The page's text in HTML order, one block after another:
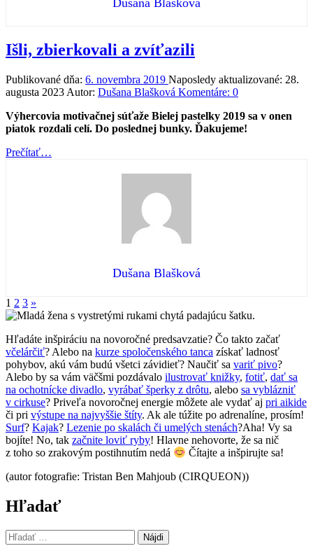
Dušana Blašková
Išli, zbierkovali a zvíťazili
Publikované dňa: 6. novembra 2019 Naposledy aktualizované: 28.
augusta 2023 Autor: Dušana Blašková Komentáre: 0
Výhercovia motivačnej súťaže Bielej pastelky 2019 sa v onen
piatok rozdali celí. Do poslednej bunky. Ďakujeme!
Prečítať“Išli,
…
Dušana Blašková
1 2 3 Nasledujúca
stránka
»
Hľadáte inšpiráciu na novoročné predsavzatie? Čo takto začať
včelárčiť? Alebo na kurze spoločenského tanca získať ladnosť
pohybov, akú vám budú všetci závidieť? Naučiť sa variť pivo?
Alebo by sa vám väčšmi pozdávalo ilustrovať knižky, fotiť, dať sa
na ochotnícke divadlo, vyrábať šperky z drôtu, alebo sa vyblázniť
v cirkuse? Priveľa novoročnej energie môžete ale vydať aj pri aikide
či pri výstupe na najvyššie štíty. Ak ale túžite po adrenalíne, prosím!
Surf? Kajak? Lezenie po skalách či umelých stenách?Aha! Vy sa
bojíte! No, tak začnite loviť ryby! Hlavne nehovorte, že sa nič
z toho so zrakovým postihnutím nedá
Čítajte a inšpirujte sa!
(autor fotografie: Tristan Ben Mahjoub (CIRQUEON))
Hľadať
Hľadať: